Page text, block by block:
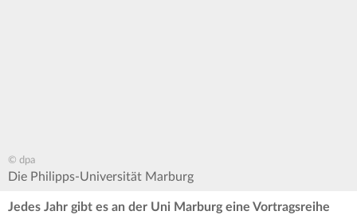
© dpa
Die Philipps-Universität Marburg
Jedes Jahr gibt es an der Uni Marburg eine Vortragsreihe